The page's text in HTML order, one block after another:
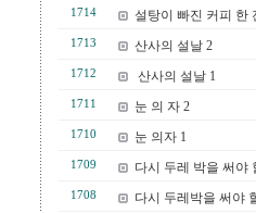
1714 설탕이 빠진 커피 한
1713 산사의 설날 2
1712 산사의 설날 1
1711 눈 의 자 2
1710 눈 의자 1
1709 다시 두레 박을 써야
1708 다시 두레박을 써야